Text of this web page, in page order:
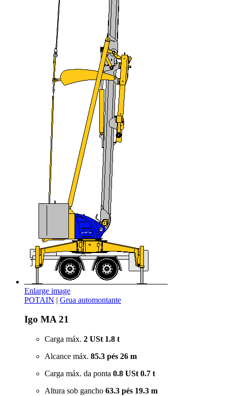
Enlarge image
POTAIN | Grua automontante
Igo MA 21
Carga máx. 2 USt 1.8 t
Alcance máx. 85.3 pés 26 m
Carga máx. da ponta 0.8 USt 0.7 t
Altura sob gancho 63.3 pés 19.3 m